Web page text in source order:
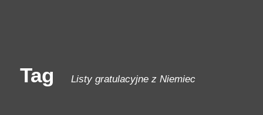
Tag Listy gratulacyjne z Niemiec